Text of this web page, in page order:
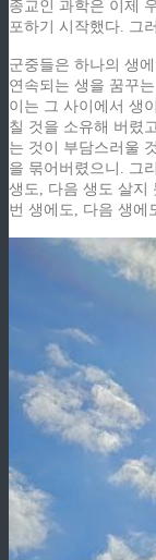
종교인 과학은 이제
포하기 시작했다. 그
군중들은 하나의 생
연속되는 생을 꿈꾸
이는 그 사이에서 생
칠 것을 소유해 버렸
는 것이 부담스러울
을 묶어버렸으니. 그
생도, 다음 생도 살지
번 생에도, 다음 생에